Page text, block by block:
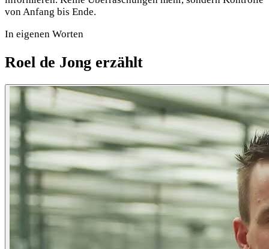
von Anfang bis Ende.
In eigenen Worten
Roel de Jong erzählt